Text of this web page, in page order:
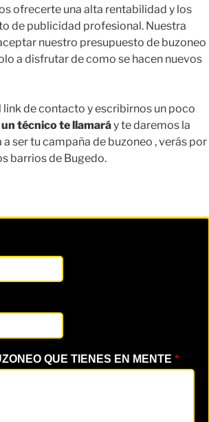
ofrecerte una alta rentabilidad y los
de publicidad profesional. Nuestra
nuestro presupuesto de buzoneo
a disfrutar de como se hacen nuevos
link de contacto y escribirnos un poco
un técnico te llamaráy te daremos la
ser tu campaña de buzoneo , verás por
barrios de Bugedo.
QUE TIENES EN MENTE *